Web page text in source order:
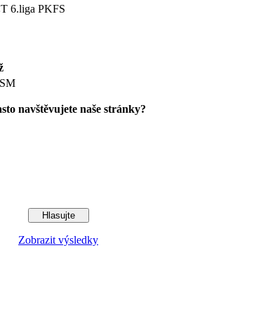
6.liga PKFS
navštěvujete naše stránky?
Zobrazit výsledky